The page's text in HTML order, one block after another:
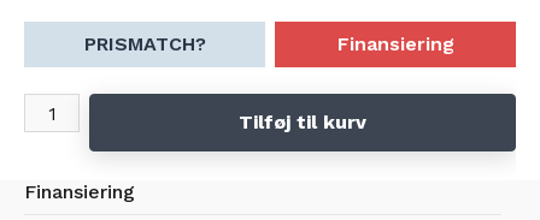
PRISMATCH? Finansiering
Tilføj til kurv
Finansiering